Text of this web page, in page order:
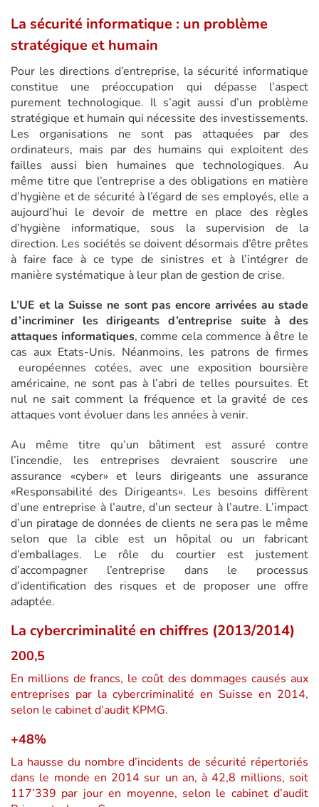
La sécurité informatique : un problème
stratégique et humain
Pour les directions d’entreprise, la sécurité informatique
constitue une préoccupation qui dépasse l’aspect
purement technologique. Il s’agit aussi d’un problème
stratégique et humain qui nécessite des investissements.
Les organisations ne sont pas attaquées par des
ordinateurs, mais par des humains qui exploitent des
failles aussi bien humaines que technologiques. Au
même titre que l’entreprise a des obligations en matière
d’hygiène et de sécurité à l’égard de ses employés, elle a
aujourd’hui le devoir de mettre en place des règles
d’hygiène informatique, sous la supervision de la
direction. Les sociétés se doivent désormais d’être prêtes
à faire face à ce type de sinistres et à l’intégrer de
manière systématique à leur plan de gestion de crise.
L’UE et la Suisse ne sont pas encore arrivées au stade
d’incriminer les dirigeants d’entreprise suite à des
attaques informatiques, comme cela commence à être le
cas aux Etats-Unis. Néanmoins, les patrons de firmes
européennes cotées, avec une exposition boursière
américaine, ne sont pas à l’abri de telles poursuites. Et
nul ne sait comment la fréquence et la gravité de ces
attaques vont évoluer dans les années à venir.
Au même titre qu’un bâtiment est assuré contre
l’incendie, les entreprises devraient souscrire une
assurance «cyber» et leurs dirigeants une assurance
«Responsabilité des Dirigeants». Les besoins diffèrent
d’une entreprise à l’autre, d’un secteur à l’autre. L’impact
d’un piratage de données de clients ne sera pas le même
selon que la cible est un hôpital ou un fabricant
d’emballages. Le rôle du courtier est justement
d’accompagner l’entreprise dans le processus
d’identification des risques et de proposer une offre
adaptée.
La cybercriminalité en chiffres (2013/2014)
200,5
En millions de francs, le coût des dommages causés aux
entreprises par la cybercriminalité en Suisse en 2014,
selon le cabinet d’audit KPMG.
+48%
La hausse du nombre d’incidents de sécurité répertoriés
dans le monde en 2014 sur un an, à 42,8 millions, soit
117’339 par jour en moyenne, selon le cabinet d’audit